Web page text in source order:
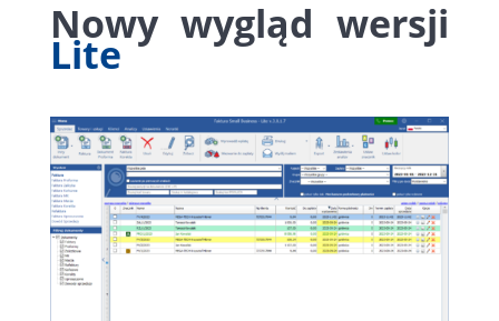
Nowy wygląd wersji
Lite